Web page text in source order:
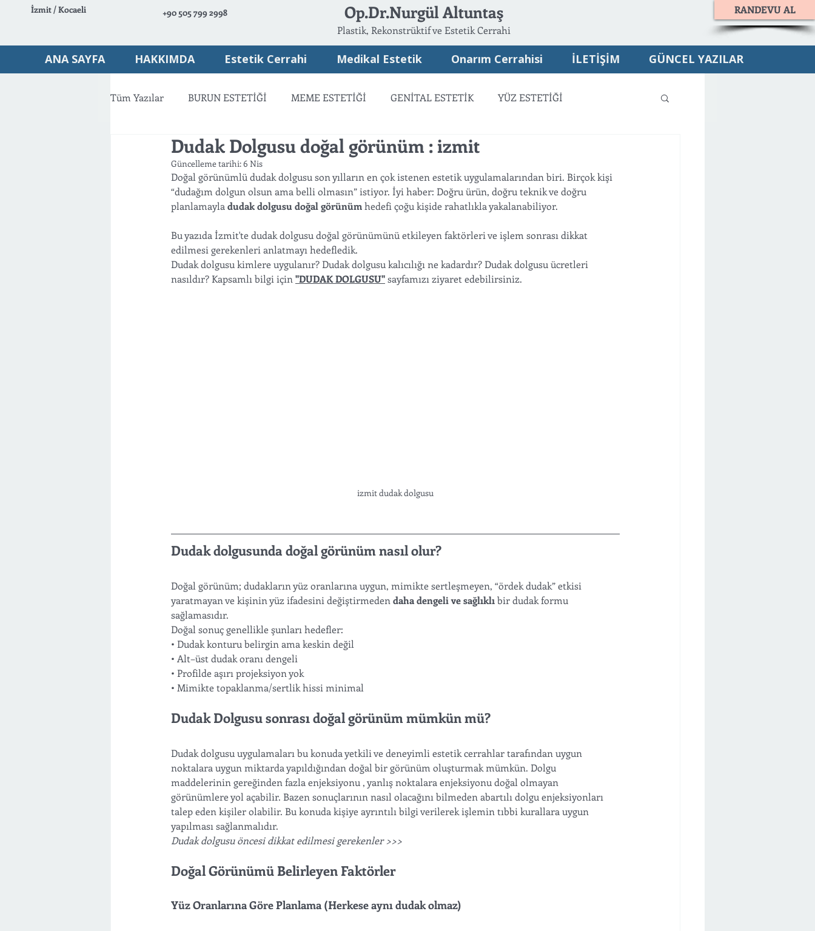
İzmit / Kocaeli +90 505 799 2998 RANDEVU AL
Op.Dr.Nurgül Altuntaş
Plastik, Rekonstrüktif ve Estetik Cerrahi
ANA SAYFA HAKKIMDA Estetik Cerrahi Medikal Estetik Onarım Cerrahisi İLETİŞİM GÜNCEL YAZILAR
Tüm Yazılar BURUN ESTETİĞİ MEME ESTETİĞİ GENİTAL ESTETİK YÜZ ESTETİĞİ
VÜCUT ESTETİĞİ AMELİYATSIZ ESTETİK ONARIM CERRAHİSİ
Dudak Dolgusu doğal görünüm : izmit
Güncelleme tarihi:6 Nis
Doğal görünümlü dudak dolgusu son yılların en çok istenen estetik uygulamalarından biri. Birçok kişi
“dudağım dolgun olsun ama belli olmasın” istiyor. İyi haber: Doğru ürün, doğru teknik ve doğru
planlamayla dudak dolgusu doğal görünüm hedefi çoğu kişide rahatlıkla yakalanabiliyor.
Bu yazıda İzmit'te dudak dolgusu doğal görünümünü etkileyen faktörleri ve işlem sonrası dikkat
edilmesi gerekenleri anlatmayı hedefledik.
Dudak dolgusu kimlere uygulanır? Dudak dolgusu kalıcılığı ne kadardır? Dudak dolgusu ücretleri
nasıldır? Kapsamlı bilgi için "DUDAK DOLGUSU" sayfamızı ziyaret edebilirsiniz.
izmit dudak dolgusu
Dudak dolgusunda doğal görünüm nasıl olur?
Doğal görünüm; dudakların yüz oranlarına uygun, mimikte sertleşmeyen, “ördek dudak” etkisi
yaratmayan ve kişinin yüz ifadesini değiştirmeden daha dengeli ve sağlıklı bir dudak formu
sağlamasıdır.
Doğal sonuç genellikle şunları hedefler:
• Dudak konturu belirgin ama keskin değil
• Alt–üst dudak oranı dengeli
• Profilde aşırı projeksiyon yok
• Mimikte topaklanma/sertlik hissi minimal
Dudak Dolgusu sonrası doğal görünüm mümkün mü?
Dudak dolgusu uygulamaları bu konuda yetkili ve deneyimli estetik cerrahlar tarafından uygun
noktalara uygun miktarda yapıldığından doğal bir görünüm oluşturmak mümkün. Dolgu
maddelerinin gereğinden fazla enjeksiyonu , yanlış noktalara enjeksiyonu doğal olmayan
görünümlere yol açabilir. Bazen sonuçlarının nasıl olacağını bilmeden abartılı dolgu enjeksiyonları
talep eden kişiler olabilir. Bu konuda kişiye ayrıntılı bilgi verilerek işlemin tıbbi kurallara uygun
yapılması sağlanmalıdır.
Dudak dolgusu öncesi dikkat edilmesi gerekenler >>>
Doğal Görünümü Belirleyen Faktörler
Yüz Oranlarına Göre Planlama (Herkese aynı dudak olmaz)